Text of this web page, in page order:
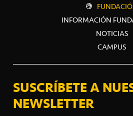
INFORMACIÓN
NOTICIAS
CAMPUS
SUSCRÍBETE A
NEWSLETTER